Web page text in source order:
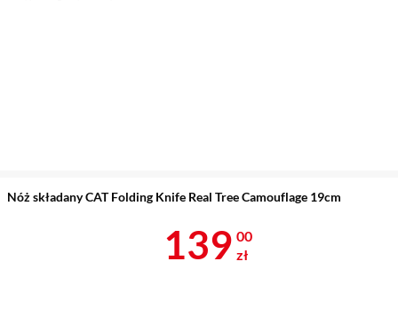
Nóż składany CAT Folding Knife Real Tree Camouflage 19cm
Cena 139 zł
139 00
zł